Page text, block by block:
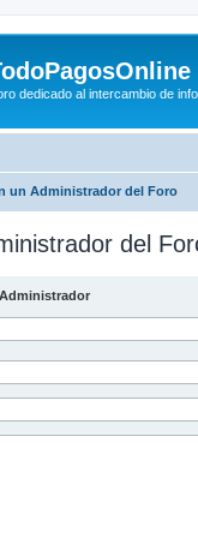
dedicado al intercambio de
un Administrador del Foro
del
Administrador